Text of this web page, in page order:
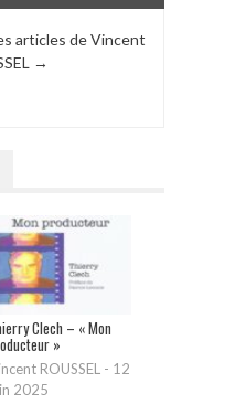
articles de Vincent
→
Clech – « Mon
»
ROUSSEL - 12
2025